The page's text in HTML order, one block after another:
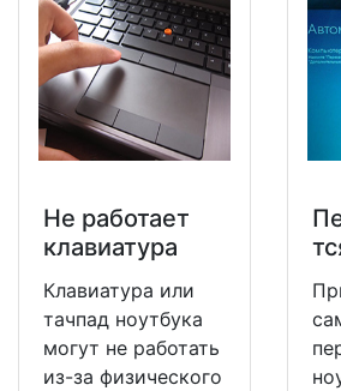
Не работает
клавиатура
Клавиатура или
тачпад ноутбука
могут не работать
из-за физического